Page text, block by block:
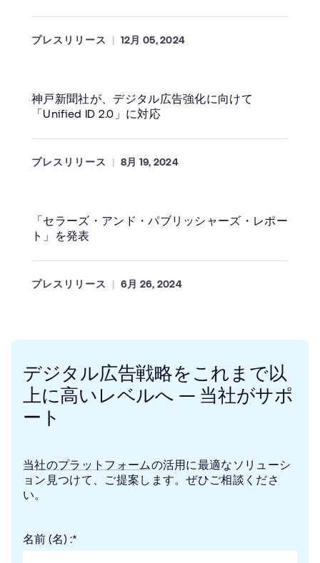
プレスリリース 12月 05, 2024
神戸新聞社が、デジタル広告強化に向けて
「Unified ID 2.0」に対応
プレスリリース 8月 19, 2024
「セラーズ・アンド・パブリッシャーズ・レポー
ト」を発表
プレスリリース 6月 26, 2024
デジタル広告戦略をこれまで以
上に高いレベルへ ― 当社がサポ
ート
当社のプラットフォームの活用に最適なソリューシ
ョン見つけて、ご提案します。ぜひご相談くださ
い。
*
名前 (名) :